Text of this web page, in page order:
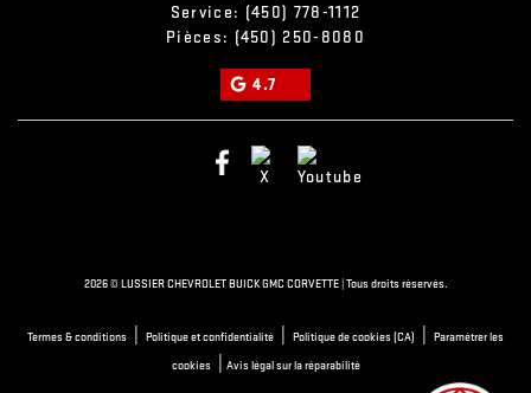
Service: (450) 778-1112
Pièces: (450) 250-8080
4.7
2026 © LUSSIER CHEVROLET BUICK GMC CORVETTE| Tous droits réservés.
Termes & conditions Politique et confidentialité Politique de cookies (CA)
Paramétrer les
cookies| Avis légal sur la réparabilité